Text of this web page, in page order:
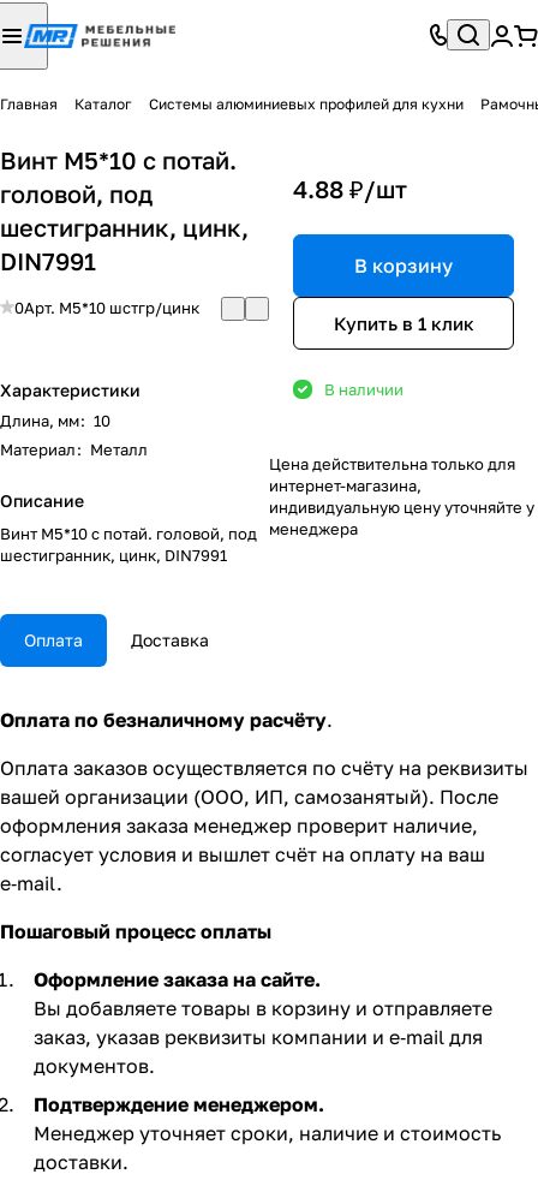
Главная Каталог Системы алюминиевых профилей для кухни
Винт М5*10 с потай.
головой, под
шестигранник, цинк,
DIN7991
0Арт. М5*10 шстгр/цинк
Характеристики
Длина, мм: 10
Материал: Металл
Описание
Винт М5*10 с потай. головой, под
шестигранник, цинк, DIN7991
4.88 ₽/шт
В корзину
Купить в 1 клик
В наличии
Цена действительна только для
интернет-магазина,
индивидуальную цену уточняйте у
менеджера
Оплата Доставка
Оплата по безналичному расчёту.
Оплата заказов осуществляется по счёту на реквизиты
вашей организации (ООО, ИП, самозанятый). После
оформления заказа менеджер проверит наличие,
согласует условия и вышлет счёт на оплату на ваш
e‑mail.
Пошаговый процесс оплаты
Оформление заказа на сайте.
Вы добавляете товары в корзину и отправляете
заказ, указав реквизиты компании и e‑mail для
документов.
Подтверждение менеджером.
Менеджер уточняет сроки, наличие и стоимость
доставки.